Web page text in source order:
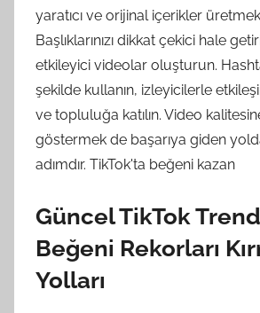
yaratıcı ve orijinal içerikler
Başlıklarınızı dikkat çekici hale
etkileyici videolar oluşturun.
şekilde kullanın, izleyicilerle
ve topluluğa katılın. Video
göstermek de başarıya giden
adımdır. TikTok'ta beğeni kazan
Güncel TikTok
Beğeni Rekorları
Yolları